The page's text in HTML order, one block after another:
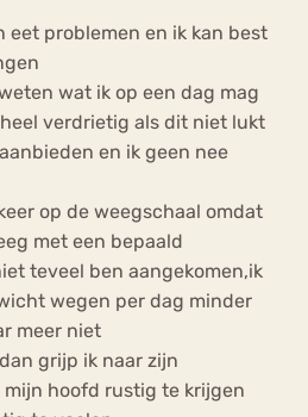
eet problemen en ik kan best
wat ik op een dag mag
verdrietig als dit niet lukt
en ik geen nee
op de weegschaal omdat
met een bepaald
teveel ben aangekomen,ik
wegen per dag minder
meer niet
grijp ik naar zijn
hoofd rustig te krijgen